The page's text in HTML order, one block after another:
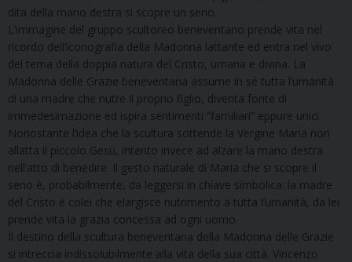
dita della mano destra si scopre un seno.
L’immagine del gruppo scultoreo beneventano prende vita nel
ricordo dell’iconografia della Madonna lattante ed entra nel vivo
del tema della doppia natura del Cristo, umana e divina. La
Madonna delle Grazie beneventana assume in sé tutta l’umanità
di una madre che nutre il proprio figlio, diventa fonte di
immedesimazione ed ispira sentimenti “familiari” eppure unici.
Nonostante l’idea che la scultura sottende la Vergine Maria non
allatta il piccolo Gesù, intento invece ad alzare la mano destra
nell’atto di benedire. Il gesto naturale di Maria che si scopre il
seno è, probabilmente, da leggersi in chiave simbolica: la madre
del Cristo è colei che elargisce nutrimento a tutta l’umanità, da lei
prende vita la grazia concessa ad ogni uomo.
Il destino della scultura beneventana della Madonna delle Grazie
si intreccia indissolubilmente alla vita della sua città. Vincenzo